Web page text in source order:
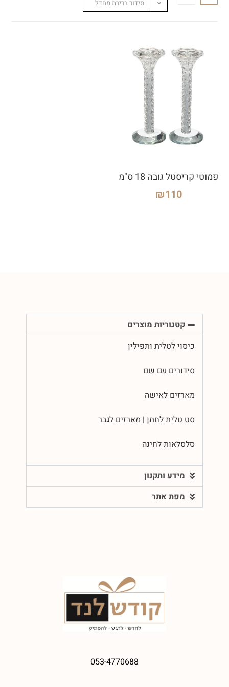
סידור ברירת מחדל
פמוטי קריסטל גובה 18 ס"מ
₪110
קטגוריות מוצרים
כיסוי לטלית ותפילין
סידורים עם שם
מארזים לאישה
סט טלית לחתן | מארזים לגבר
סלסלאות לחינה
מידע ותקנון
מפת אתר
053-4770688